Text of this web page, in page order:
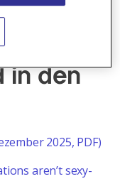
in den
2025, PDF)
aren’t sexy-